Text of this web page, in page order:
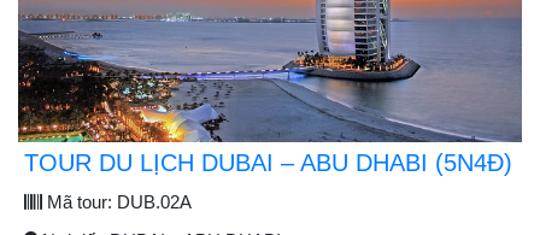
TOUR DU LỊCH DUBAI – ABU DHABI (5N4Đ)
Mã tour: DUB.02A